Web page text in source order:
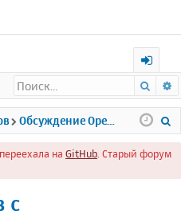
х
о
д
Поиск
на GitHub . Старый форум
с